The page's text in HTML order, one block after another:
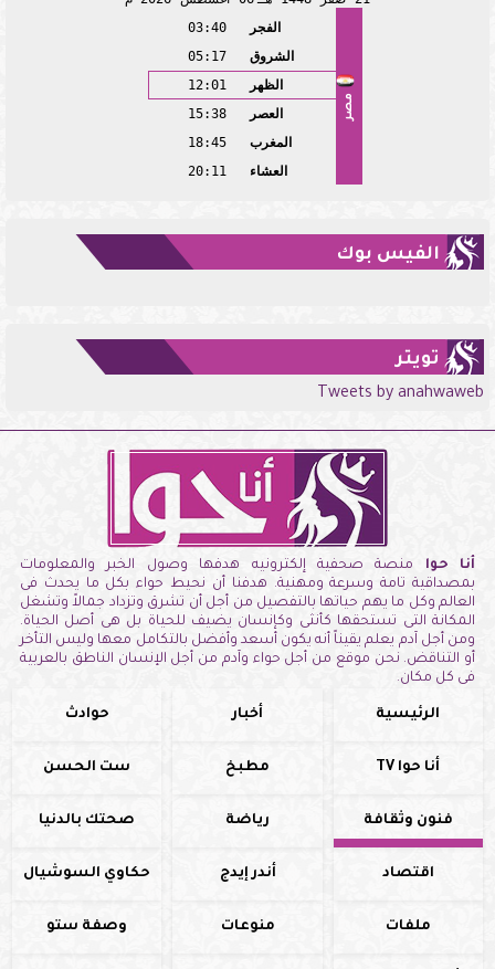
مصر
الفجر
03:40
الشروق
05:17
الظهر
12:01
العصر
15:38
المغرب
18:45
العشاء
20:11
الفيس بوك
تويتر
Tweets by anahwaweb
أنا حوا منصة صحفية إلكترونيه هدفها وصول الخبر والمعلومات
بمصداقية تامة وسرعة ومهنية. هدفنا أن نحيط حواء بكل ما يحدث فى
العالم وكل ما يهم حياتها بالتفصيل من أجل أن تشرق وتزداد جمالاً وتشغل
المكانة التى تستحقها كأنثى وكإنسان يضيف للحياة بل هى أصل الحياة.
ومن أجل آدم يعلم يقيناً أنه يكون أسعد وأفضل بالتكامل معها وليس التأخر
أو التناقض. نحن موقع من أجل حواء وآدم من أجل الإنسان الناطق بالعربية
فى كل مكان.
الرئيسية أخبار حوادث
أنا حوا TV مطبخ ست الحسن
فنون وثقافة رياضة صحتك بالدنيا
اقتصاد أندر إيدج حكاوي السوشيال
ملفات منوعات وصفة ستو